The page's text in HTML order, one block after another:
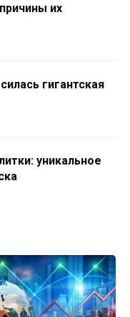
их
гигантская
уникальное